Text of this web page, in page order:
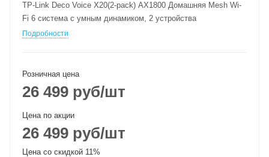
TP-Link Deco Voice X20(2-pack) AX1800 Домашняя Mesh Wi-
Fi 6 система с умным динамиком, 2 устройства
Подробности
Розничная цена
26 499 руб/шт
Цена по акции
26 499 руб/шт
Цена со скидкой 11%